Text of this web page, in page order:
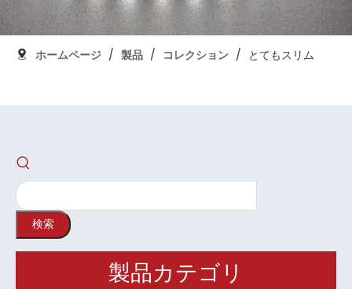
ブログ
コンタクト
Nederlands
ホームページ / 製品 / コレクション / とてもスリム
検索
製品カテゴリ